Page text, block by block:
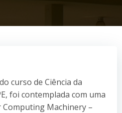
curso de Ciência da
foi contemplada com uma
Machinery –